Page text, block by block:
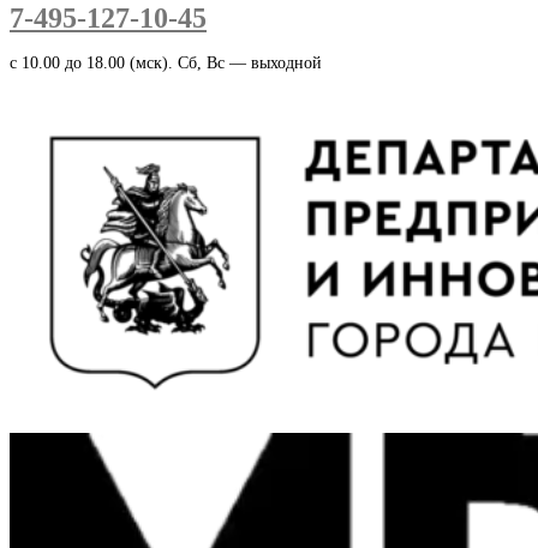
7-495-127-10-45
c 10.00 до 18.00 (мск). Сб, Вс — выходной